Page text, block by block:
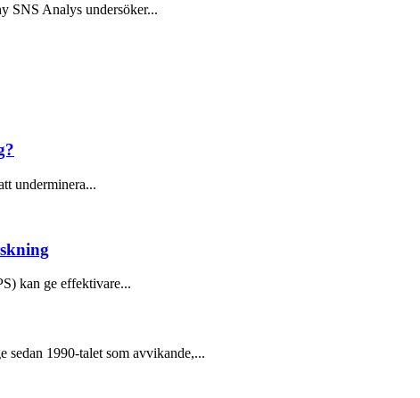
SNS Analys undersöker...
underminera...
kan ge effektivare...
sedan 1990-talet som avvikande,...